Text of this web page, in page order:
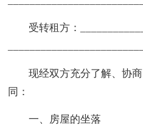
受转租方：
现经双方充分了解、协商
同：
一、房屋的坐落